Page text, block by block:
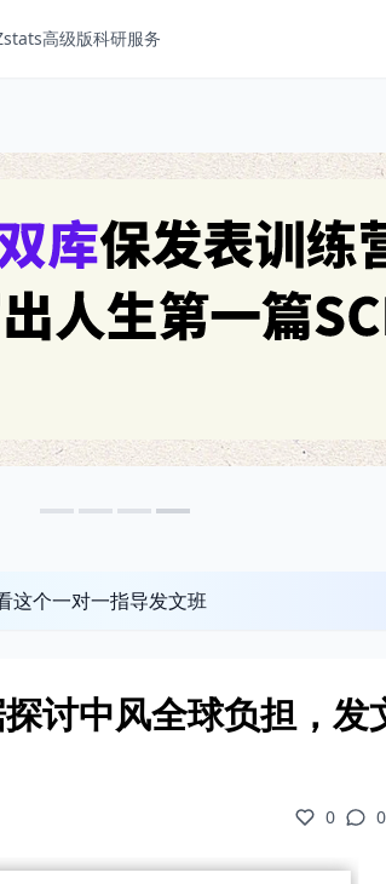
高级版科研服务
这个一对一指导发文班
讨中风全球负担，发
0 0